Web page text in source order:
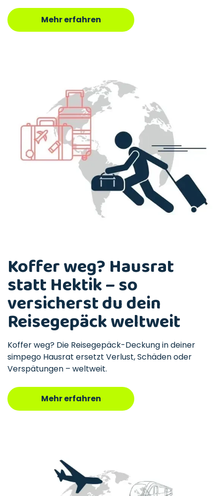
Mehr erfahren
Koffer weg? Hausrat
statt Hektik – so
versicherst du dein
Reisegepäck weltweit
Koffer weg? Die Reisegepäck-Deckung in deiner
simpego Hausrat ersetzt Verlust, Schäden oder
Verspätungen – weltweit.
Mehr erfahren